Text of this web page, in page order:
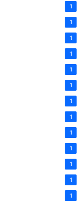
1
1
1
1
1
1
1
1
1
1
1
1
1